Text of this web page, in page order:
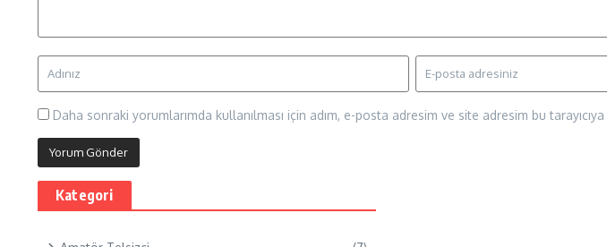
Daha sonraki yorumlarımda kullanılması için adım, e-posta adresim ve site adresim bu
Kategori